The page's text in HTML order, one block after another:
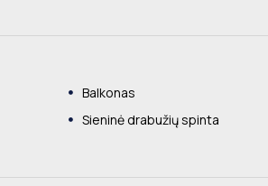
Balkonas
Sieninė drabužių spinta